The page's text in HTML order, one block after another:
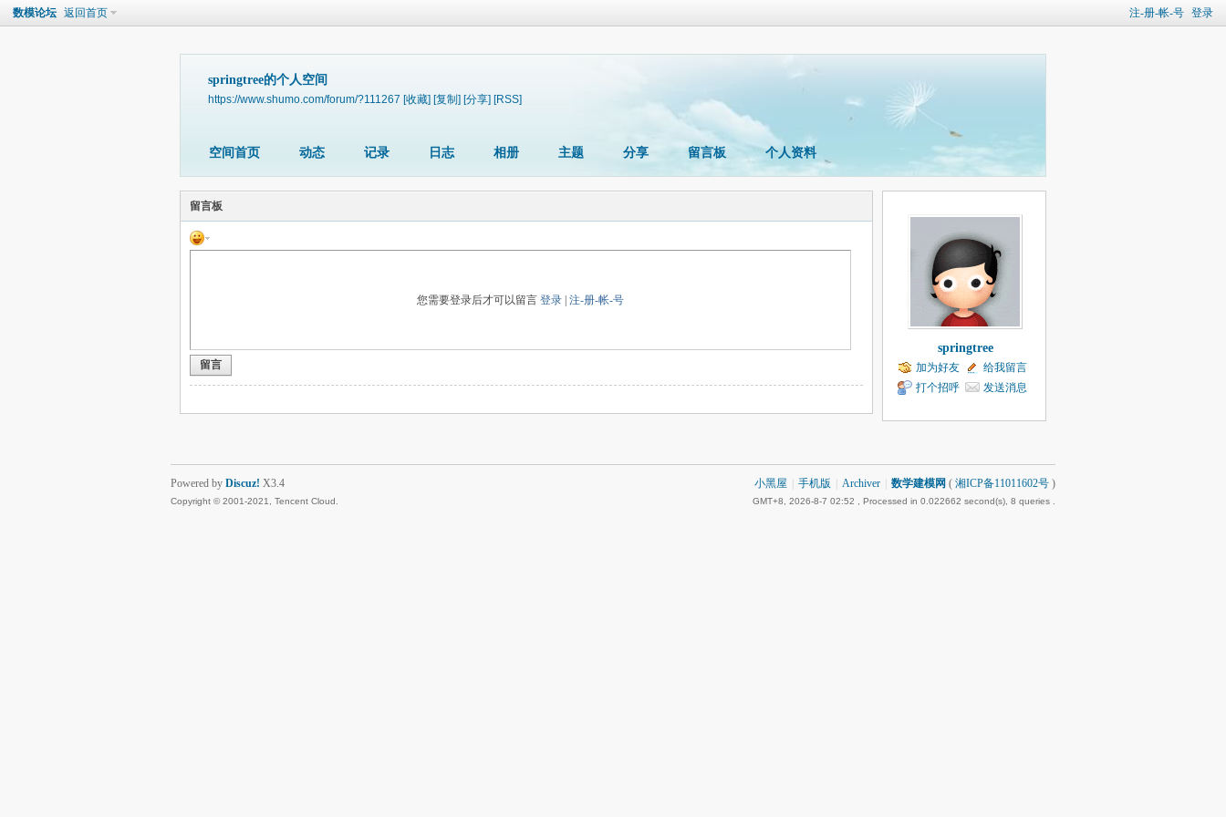
注-册-帐-号 登录
数模论坛 返回首页
springtree的个人空间
https://www.shumo.com/forum/?111267 [收藏] [复制] [分享] [RSS]
空间首页 动态 记录 日志 相册 主题 分享 留言板 个人资料
留言板
您需要登录后才可以留言登录 |注-册-帐-号
留言
springtree
加为好友
给我留言
打个招呼
发送消息
小黑屋 手机版 Archiver 数学建模网 ( 湘ICP备11011602号 )
GMT+8, 2026-8-7 02:52 , Processed in 0.022662 second(s), 8 queries .
Powered by Discuz! X3.4
Copyright © 2001-2021, Tencent Cloud.